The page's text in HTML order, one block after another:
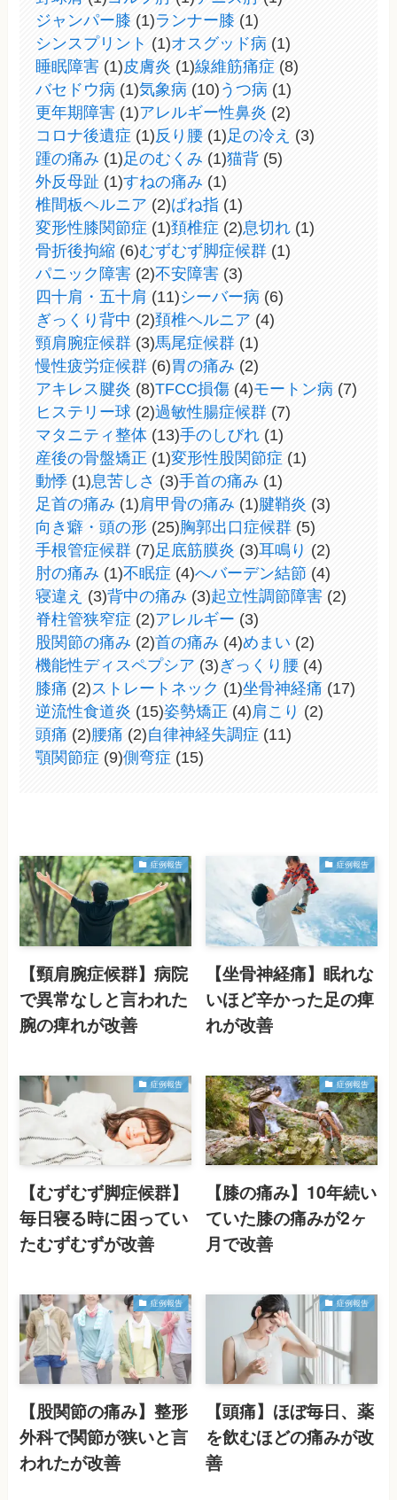
ジャンパー膝 (1)ランナー膝 (1)
シンスプリント (1)オスグッド病 (1)
睡眠障害 (1)皮膚炎 (1)線維筋痛症 (8)
バセドウ病 (1)気象病 (10) うつ病 (1)
更年期障害 (1)アレルギー性鼻炎 (2)
コロナ後遺症 (1)反り腰 (1)足の冷え (3)
踵の痛み (1)足のむくみ (1)猫背 (5)
外反母趾 (1)すねの痛み (1)
椎間板ヘルニア (2)ばね指 (1)
変形性膝関節症 (1)頚椎症 (2)息切れ (1)
骨折後拘縮 (6)むずむず脚症候群 (1)
パニック障害 (2)不安障害 (3)
四十肩・五十肩 (11)シーバー病 (6)
ぎっくり背中 (2)頚椎ヘルニア (4)
頸肩腕症候群 (3)馬尾症候群 (1)
慢性疲労症候群 (6)胃の痛み (2)
アキレス腱炎 (8)TFCC損傷 (4)モートン病 (7)
ヒステリー球 (2)過敏性腸症候群 (7)
マタニティ整体 (13)手のしびれ (1)
産後の骨盤矯正 (1)変形性股関節症 (1)
動悸 (1)息苦しさ (3)手首の痛み (1)
足首の痛み (1)肩甲骨の痛み (1)腱鞘炎 (3)
向き癖・頭の形 (25)胸郭出口症候群 (5)
手根管症候群 (7)足底筋膜炎 (3)耳鳴り (2)
肘の痛み (1)不眠症 (4)へバーデン結節 (4)
寝違え (3)背中の痛み (3)起立性調節障害 (2)
脊柱管狭窄症 (2)アレルギー (3)
股関節の痛み (2)首の痛み (4)めまい (2)
機能性ディスペプシア (3) ぎっくり腰 (4)
膝痛 (2) ストレートネック (1)坐骨神経痛 (17)
逆流性食道炎 (15)姿勢矯正 (4)肩こり (2)
頭痛 (2)腰痛 (2)自律神経失調症 (11)
顎関節症 (9)側弯症 (15)
症例報告
【頸肩腕症候群】病院
で異常なしと言われた
腕の痺れが改善
症例報告
【坐骨神経痛】眠れな
いほど辛かった足の痺
れが改善
症例報告
【むずむず脚症候群】
毎日寝る時に困ってい
たむずむずが改善
症例報告
【膝の痛み】10年続い
ていた膝の痛みが2ヶ
月で改善
症例報告
【股関節の痛み】整形
外科で関節が狭いと言
われたが改善
症例報告
【頭痛】ほぼ毎日、薬
を飲むほどの痛みが改
善